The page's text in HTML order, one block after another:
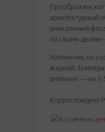
архитектурный
уникальный
по своим делам –
Напомним, по
жаркий.
дневные — на 3-
Корреспондент